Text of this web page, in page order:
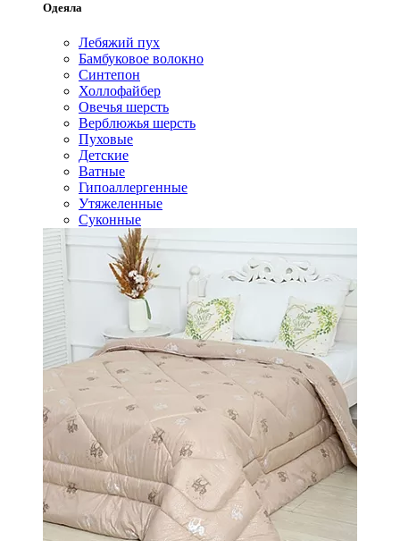
Одеяла
Лебяжий пух
Бамбуковое волокно
Синтепон
Холлофайбер
Овечья шерсть
Верблюжья шерсть
Пуховые
Детские
Ватные
Гипоаллергенные
Утяжеленные
Суконные